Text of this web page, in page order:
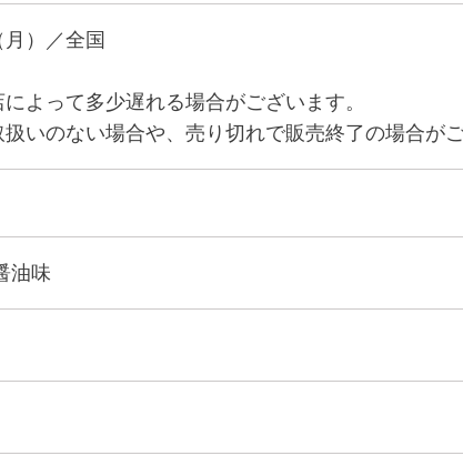
）／全国
よって多少遅れる場合がございます。
いのない場合や、売り切れで販売終了の場合がご
油味